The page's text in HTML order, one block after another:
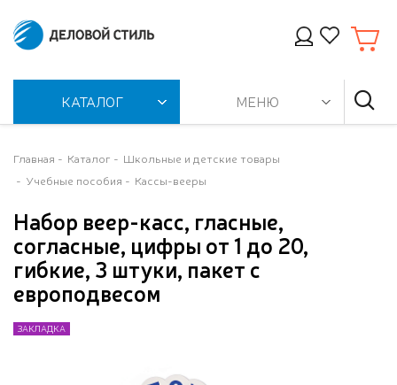
КАТАЛОГ МЕНЮ
Главная Каталог
Школьные и детские товары
Учебные пособия
Кассы-вееры
Набор веер-касс, гласные,
согласные, цифры от 1 до 20,
гибкие, 3 штуки, пакет с
европодвесом
ЗАКЛАДКА
ЗАКЛАДКА